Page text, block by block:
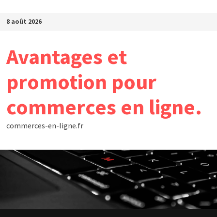
8 août 2026
Avantages et
promotion pour
commerces en ligne.
commerces-en-ligne.fr